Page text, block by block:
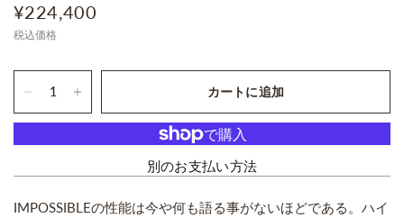
¥224,400
税込価格
カートに追加
別のお支払い方法
IMPOSSIBLEの性能は今や何も語る事がないほどである。ハイ